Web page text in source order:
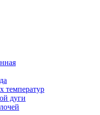
температур
дуги